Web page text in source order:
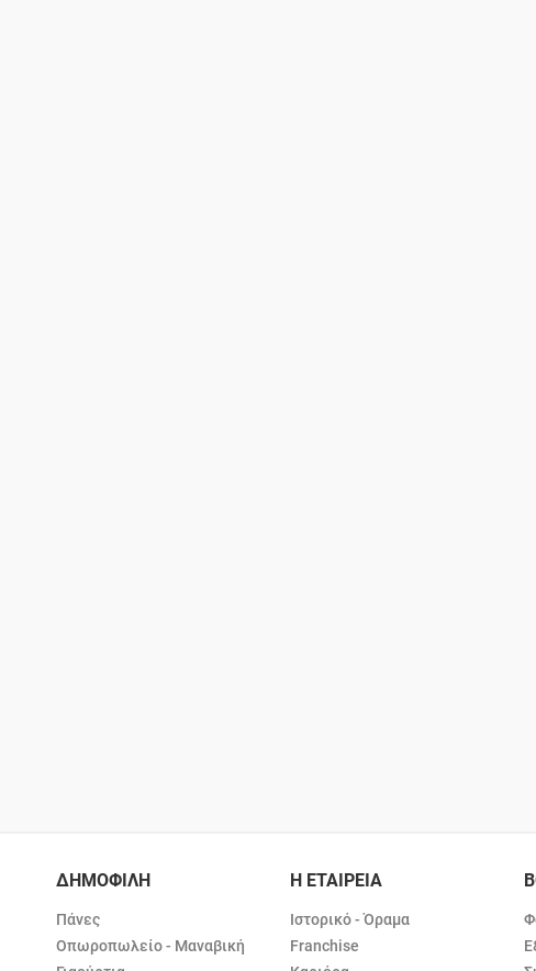
ΔΗΜΟΦΙΛΗ
Πάνες
Οπωροπωλείο - Μαναβική
Η ΕΤΑΙΡΕΙΑ
Ιστορικό - Όραμα
Franchise